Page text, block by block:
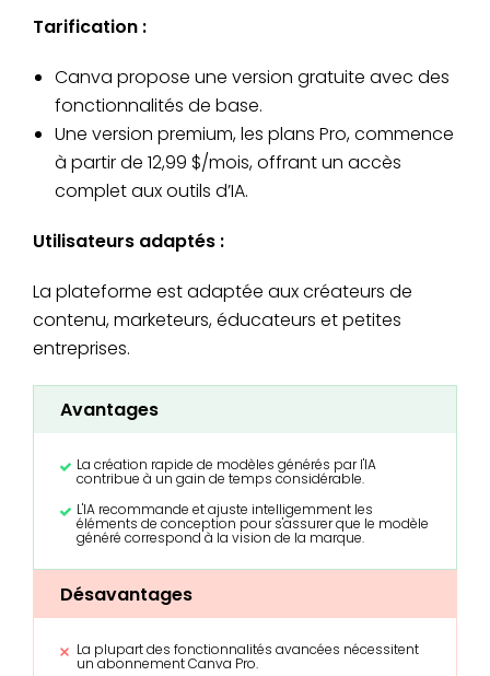
Tarification :
Canva propose une version gratuite avec des
fonctionnalités de base.
Une version premium, les plans Pro, commence
à partir de 12,99 $/mois, offrant un accès
complet aux outils d’IA.
Utilisateurs adaptés :
La plateforme est adaptée aux créateurs de
contenu, marketeurs, éducateurs et petites
entreprises.
Avantages
La création rapide de modèles générés par l'IA
contribue à un gain de temps considérable.
L'IA recommande et ajuste intelligemment les
éléments de conception pour s'assurer que le modèle
généré correspond à la vision de la marque.
Désavantages
La plupart des fonctionnalités avancées nécessitent
un abonnement Canva Pro.